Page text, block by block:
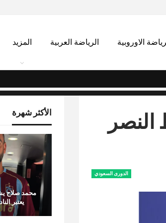
الاوروبية الرياضة العربية المزيد
الدورى السعودي
الأكثر شهرة
محمد صلاح
يعتبر